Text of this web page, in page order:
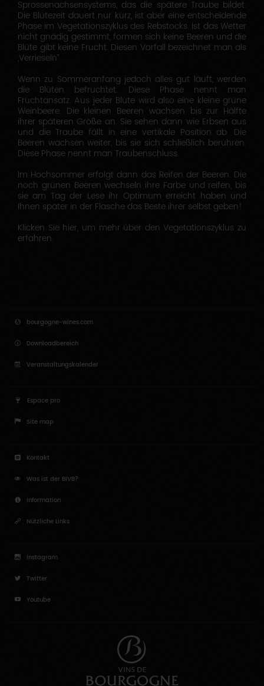
Sprossenachsensystems, das die spätere Traube bildet.
Die Blütezeit dauert nur kurz, ist aber eine entscheidende
Phase im Vegetationszyklus des Rebstocks. Ist das Wetter
nicht gnädig gestimmt, formen sich keine Beeren und die
Blüte gibt keine Frucht. Diesen Vorfall bezeichnet man als
„Verrieseln“.
Wenn zu Sommeranfang jedoch alles gut läuft, werden
die Blüten befruchtet. Diese Phase nennt man
Fruchtansatz. Aus jeder Blüte wird also eine kleine grüne
Weinbeere. Die kleinen Beeren wachsen bis zur Hälfte
ihrer späteren Größe an. Sie sehen dann wie Erbsen aus
und die Traube fällt in eine vertikale Position ab. Die
Beeren wachsen weiter, bis sie sich schließlich berühren.
Diese Phase nennt man Traubenschluss.
Im Hochsommer erfolgt dann das Reifen der Beeren. Die
noch grünen Beeren wechseln ihre Farbe und reifen, bis
sie am Tag der Lese ihr Optimum erreicht haben und
Ihnen später in der Flasche das Beste ihrer selbst geben!
Klicken Sie hier, um mehr über den Vegetationszyklus zu
erfahren.
bourgogne-wines.com
Downloadbereich
Veranstaltungskalender
Espace pro
Site map
Kontakt
Was ist der BIVB?
Information
Nützliche Links
Instagram
Twitter
Youtube